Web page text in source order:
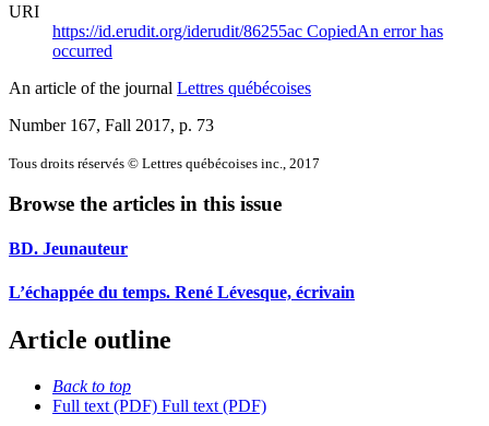
URI
https://id.erudit.org/iderudit/86255ac CopiedAn error has
occurred
An article of the journal Lettres québécoises
Number 167, Fall 2017, p. 73
Tous droits réservés © Lettres québécoises inc., 2017
Browse the articles in this issue
BD. Jeunauteur
L’échappée du temps. René Lévesque, écrivain
Article outline
Back to top
Full text (PDF) Full text (PDF)